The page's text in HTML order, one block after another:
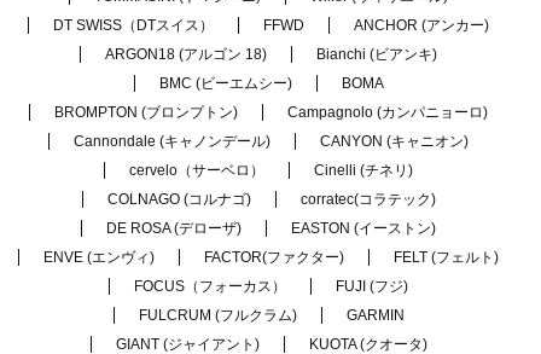
DT SWISS（DTスイス）
FFWD
ANCHOR (アンカー)
ARGON18 (アルゴン 18)
Bianchi (ビアンキ)
BMC (ビーエムシー)
BOMA
BROMPTON (ブロンプトン)
Campagnolo (カンパニョーロ)
Cannondale (キャノンデール)
CANYON (キャニオン)
cervelo（サーベロ）
Cinelli (チネリ)
COLNAGO (コルナゴ)
corratec(コラテック)
DE ROSA (デローザ)
EASTON (イーストン)
ENVE (エンヴィ)
FACTOR(ファクター)
FELT (フェルト)
FOCUS（フォーカス）
FUJI (フジ)
FULCRUM (フルクラム)
GARMIN
GIANT (ジャイアント)
KUOTA (クオータ)